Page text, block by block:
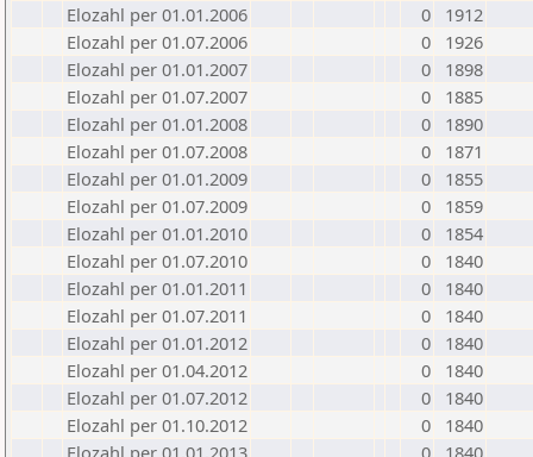
Elozahl per 01.01.2006
0
1912
Elozahl per 01.07.2006
0
1926
Elozahl per 01.01.2007
0
1898
Elozahl per 01.07.2007
0
1885
Elozahl per 01.01.2008
0
1890
Elozahl per 01.07.2008
0
1871
Elozahl per 01.01.2009
0
1855
Elozahl per 01.07.2009
0
1859
Elozahl per 01.01.2010
0
1854
Elozahl per 01.07.2010
0
1840
Elozahl per 01.01.2011
0
1840
Elozahl per 01.07.2011
0
1840
Elozahl per 01.01.2012
0
1840
Elozahl per 01.04.2012
0
1840
Elozahl per 01.07.2012
0
1840
Elozahl per 01.10.2012
0
1840
Elozahl per 01.01.2013
0
1840